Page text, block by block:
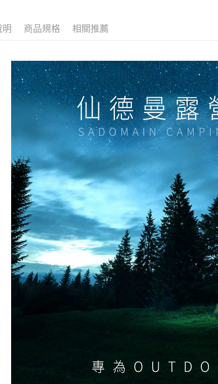
明 商品規格 相關推薦